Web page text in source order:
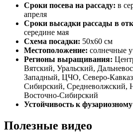
Сроки посева на рассаду: в
апреля
Сроки высадки рассады в
середине мая
Схема посадки: 50х60 см
Местоположение: солнечные
Регионы выращивания:
Вятский, Уральский,
Западный, ЦЧО, Северо-
Сибирский, Средневолжский,
Восточно-Сибирский
Устойчивость к
Полезные видео